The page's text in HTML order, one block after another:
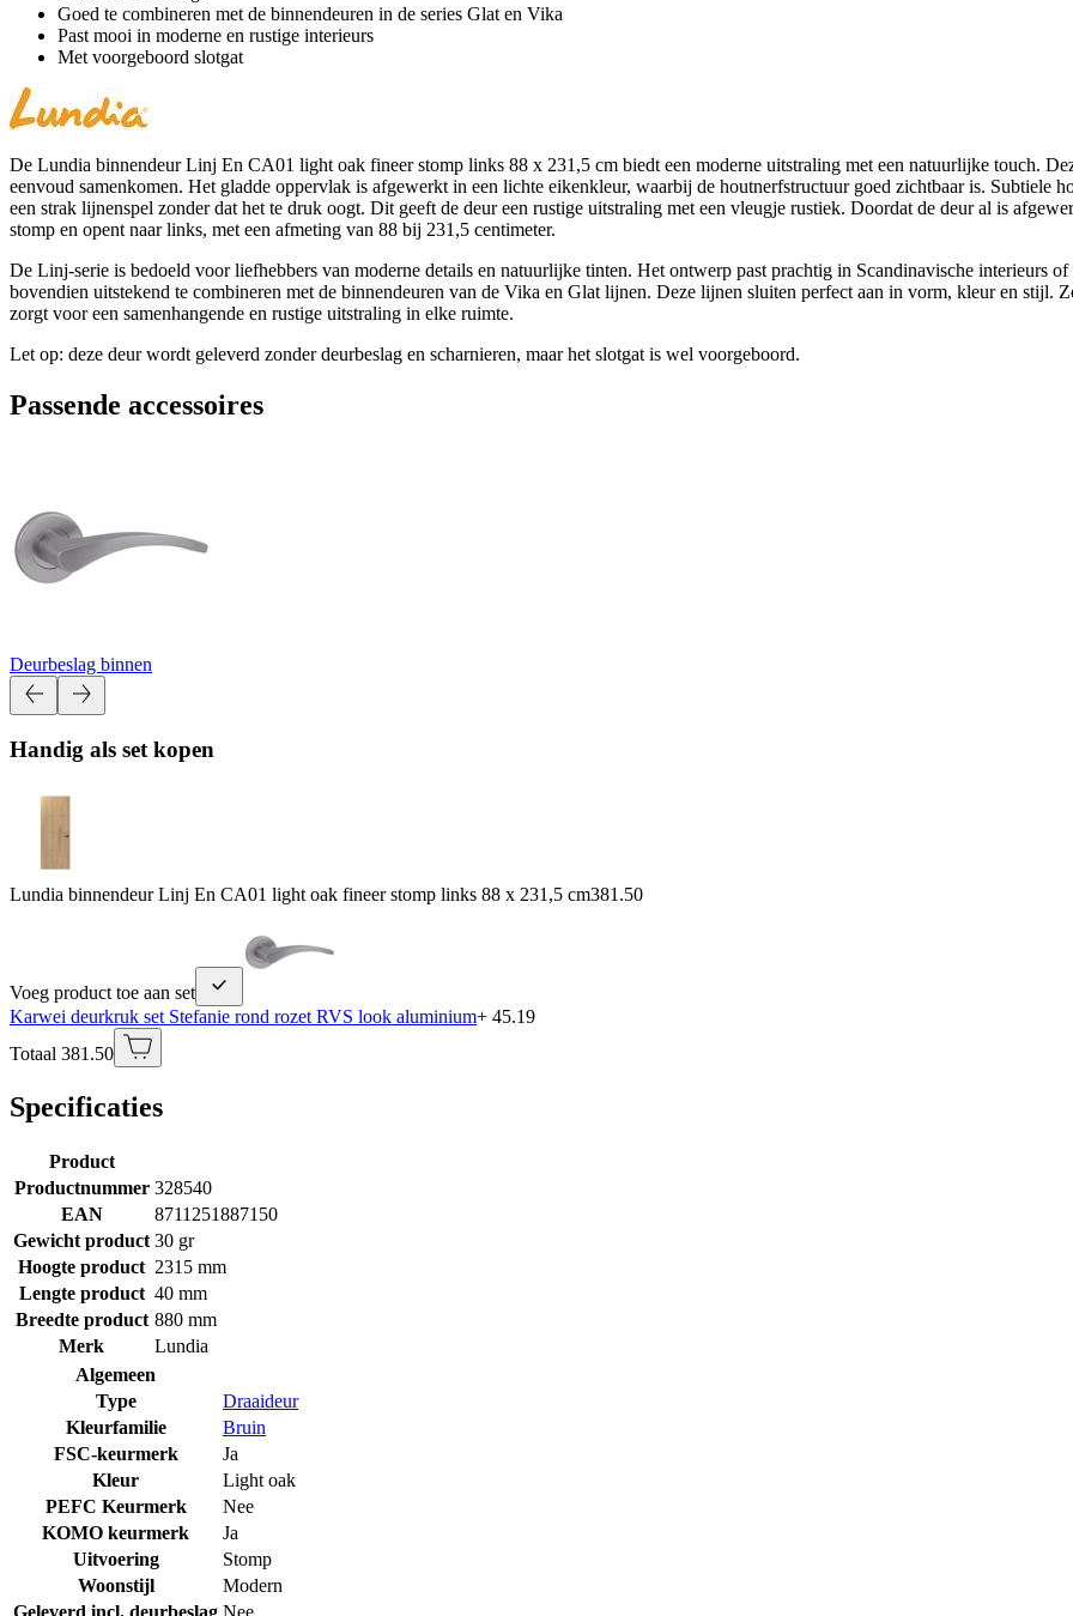
Goed te combineren met de binnendeuren in de series Glat en Vika
Past mooi in moderne en rustige interieurs
Met voorgeboord slotgat
De Lundia binnendeur Linj En CA01 light oak fineer stomp links 88 x 231,5 cm biedt een moderne uitstraling met een natuurlijke touch.
eenvoud samenkomen. Het gladde oppervlak is afgewerkt in een lichte eikenkleur, waarbij de houtnerfstructuur goed zichtbaar is. Subtiele
een strak lijnenspel zonder dat het te druk oogt. Dit geeft de deur een rustige uitstraling met een vleugje rustiek. Doordat de deur al is
stomp en opent naar links, met een afmeting van 88 bij 231,5 centimeter.
De Linj-serie is bedoeld voor liefhebbers van moderne details en natuurlijke tinten. Het ontwerp past prachtig in Scandinavische interieurs
bovendien uitstekend te combineren met de binnendeuren van de Vika en Glat lijnen. Deze lijnen sluiten perfect aan in vorm, kleur en stijl.
zorgt voor een samenhangende en rustige uitstraling in elke ruimte.
Let op: deze deur wordt geleverd zonder deurbeslag en scharnieren, maar het slotgat is wel voorgeboord.
Passende accessoires
Deurbeslag binnen
Handig als set kopen
Lundia binnendeur Linj En CA01 light oak fineer stomp links 88 x 231,5 cm381.50
Voeg product toe aan set
Karwei deurkruk set Stefanie rond rozet RVS look aluminium+ 45.19
Totaal 381.50
Specificaties
Product
Productnummer 328540
EAN
8711251887150
Gewicht product 30 gr
Hoogte product 2315 mm
Lengte product 40 mm
Breedte product 880 mm
Merk
Lundia
Algemeen
Type
Draaideur
Kleurfamilie
Bruin
FSC-keurmerk
Ja
Kleur
Light oak
PEFC Keurmerk
Nee
KOMO keurmerk
Ja
Uitvoering
Stomp
Woonstijl
Modern
Geleverd incl. deurbeslag Nee